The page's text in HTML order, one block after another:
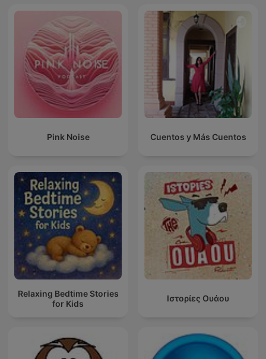
Pink Noise Cuentos y Más Cuentos
Relaxing Bedtime Stories
for Kids
Ιστορίες Ουάου